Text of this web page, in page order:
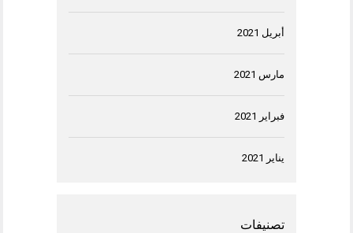
أبريل 2021
مارس 2021
فبراير 2021
يناير 2021
تصنيفات